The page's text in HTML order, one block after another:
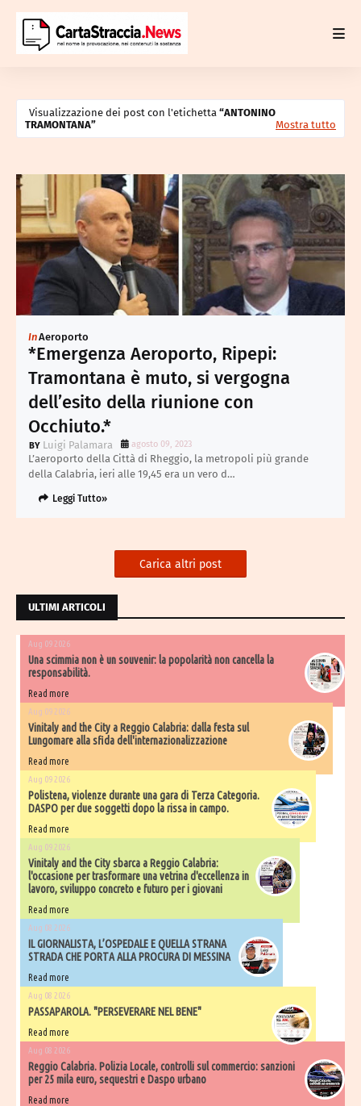
Visualizzazione dei post con l'etichetta ANTONINO
TRAMONTANA
Mostra tutto
InAeroporto
*Emergenza Aeroporto, Ripepi:
Tramontana è muto, si vergogna
dell’esito della riunione con
Occhiuto.*
Luigi Palamara agosto 09, 2023
L’aeroporto della Città di Rheggio, la metropoli più grande
della Calabria, ieri alle 19,45 era un vero d…
Leggi Tutto»
Carica altri post
ULTIMI ARTICOLI
Aug 09 2026
Una scimmia non è un souvenir: la popolarità non cancella la
responsabilità.
Read more
Aug 09 2026
Vinitaly and the City a Reggio Calabria: dalla festa sul
Lungomare alla sfida dell'internazionalizzazione
Read more
Aug 09 2026
Polistena, violenze durante una gara di Terza Categoria.
DASPO per due soggetti dopo la rissa in campo.
Read more
Aug 09 2026
Vinitaly and the City sbarca a Reggio Calabria:
l'occasione per trasformare una vetrina d'eccellenza in
lavoro, sviluppo concreto e futuro per i giovani
Read more
Aug 08 2026
IL GIORNALISTA, L’OSPEDALE E QUELLA STRANA
STRADA CHE PORTA ALLA PROCURA DI MESSINA
Read more
Aug 08 2026
PASSAPAROLA. "PERSEVERARE NEL BENE"
Read more
Aug 08 2026
Reggio Calabria. Polizia Locale, controlli sul commercio: sanzioni
per 25 mila euro, sequestri e Daspo urbano
Read more